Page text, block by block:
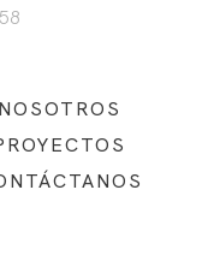
NOSOTROS